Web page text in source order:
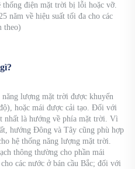
thống điện mặt trời bị lỗi hoặc vỡ.
năm về hiệu suất tối đa cho các
theo)
lượng mặt trời được khuyến
hoặc mái được cải tạo. Đối với
nhất là hướng về phía mặt trời. Vì
hướng Đông và Tây cũng phù hợp
hệ thống năng lượng mặt trời.
thông thường cho phần mái
các nước ở bán cầu Bắc; đối với